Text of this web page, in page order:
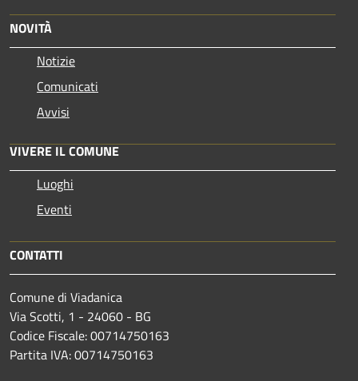
NOVITÀ
Notizie
Comunicati
Avvisi
VIVERE IL COMUNE
Luoghi
Eventi
CONTATTI
Comune di Viadanica
Via Scotti, 1 - 24060 - BG
Codice Fiscale: 00714750163
Partita IVA: 00714750163